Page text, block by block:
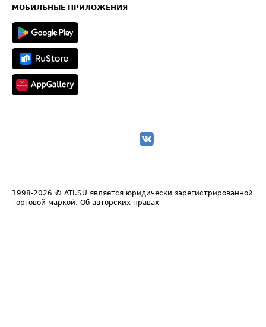
Техническая информация
МОБИЛЬНЫЕ ПРИЛОЖЕНИЯ
1998-2026 © ATI.SU является юридически зарегистрированной
торговой маркой. Об авторских правах